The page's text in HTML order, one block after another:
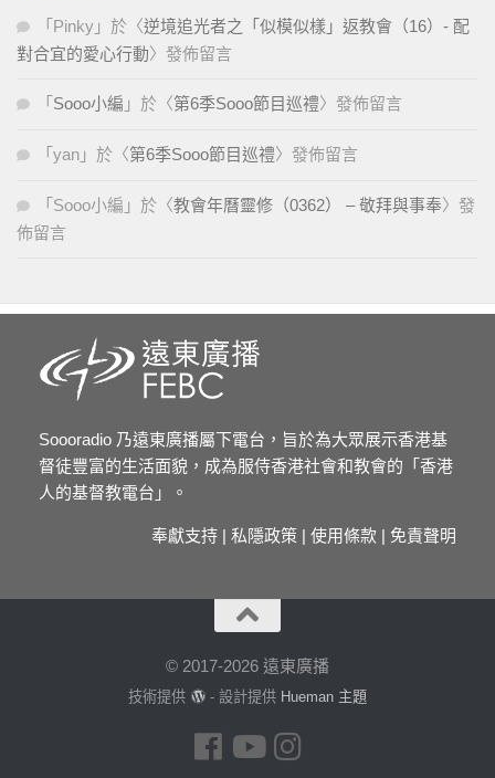
「 Pinky 」於〈逆境追光者之「似模似樣」返教會（16）- 配
對合宜的愛心行動〉發佈留言
「 Sooo小編 」於〈第6季Sooo節目巡禮〉發佈留言
「 yan 」於〈第6季Sooo節目巡禮〉發佈留言
「 Sooo小編 」於〈教會年曆靈修（0362） – 敬拜與事奉〉發
佈留言
Soooradio 乃遠東廣播屬下電台，旨於為大眾展示香港基
督徒豐富的生活面貌，成為服侍香港社會和教會的「香港
人的基督教電台」。
奉獻支持 | 私隱政策 | 使用條款 | 免責聲明
© 2017-2026 遠東廣播
技術提供 - 設計提供 Hueman 主題